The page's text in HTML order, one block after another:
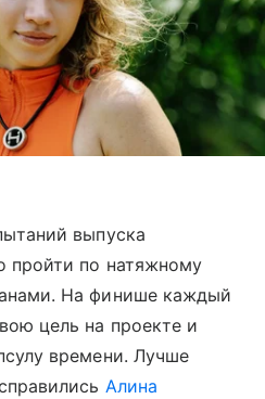
выпуска
пройти по натяжному
На финише каждый
цель на проекте и
времени. Лучше
Алина